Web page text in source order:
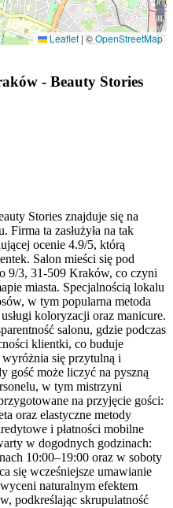
Leaflet | ©OpenStreetMap
- Beauty Stories
Stories znajduje się na
Firma ta zasłużyła na tak
ocenie 4.9/5, którą
Salon mieści się pod
9/3, 31-509 Kraków, co czyni
miasta. Specjalnością lokalu
w tym popularna metoda
koloryzacji oraz manicure.
salonu, gdzie podczas
klientki, co buduje
się przytulną i
gość może liczyć na pyszną
w tym mistrzyni
na przyjęcie gości:
oraz elastyczne metody
i płatności mobilne
w dogodnych godzinach:
10:00–19:00 oraz w soboty
się wcześniejsze umawianie
naturalnym efektem
podkreślając skrupulatność